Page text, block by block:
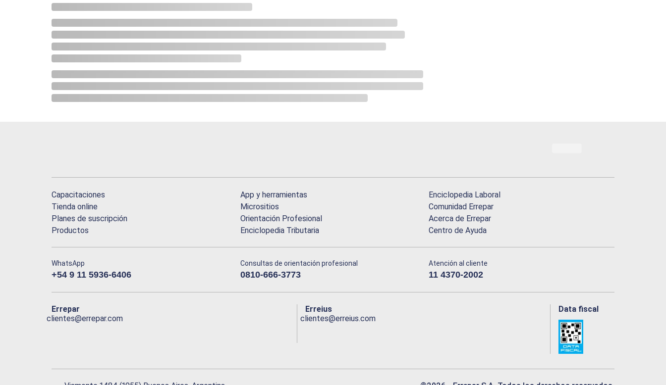
Capacitaciones
Tienda online
Planes de suscripción
Productos
App y herramientas
Micrositios
Orientación Profesional
Enciclopedia Tributaria
Enciclopedia Laboral
Comunidad Errepar
Acerca de Errepar
Centro de Ayuda
WhatsApp
+54 9 11 5936-6406
Consultas de orientación profesional
0810-666-3773
Atención al cliente
11 4370-2002
Errepar
clientes@errepar.com
Erreius
clientes@erreius.com
Data fiscal